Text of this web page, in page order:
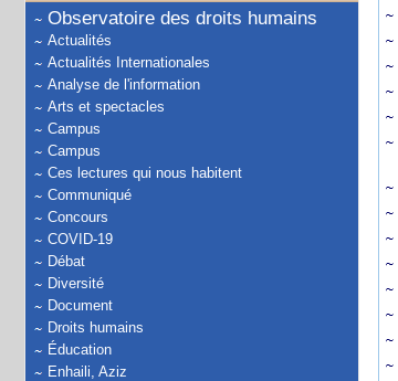
Observatoire des droits humains
Actualités
Actualités Internationales
Analyse de l'information
Arts et spectacles
Campus
Campus
Ces lectures qui nous habitent
Communiqué
Concours
COVID-19
Débat
Diversité
Document
Droits humains
Éducation
Enhaili, Aziz